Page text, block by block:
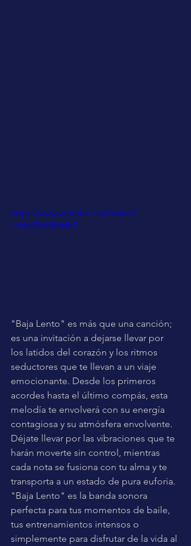
https://www.youtube.com/watch?
v=HsoT6ARUWbE
"Baja Lento" es más que una canción;
es una invitación a dejarse llevar por
los latidos del corazón y los ritmos
seductores que te llevan a un viaje
emocionante. Desde los primeros
acordes hasta el último compás, esta
melodía te envolverá con su energía
contagiosa y su atmósfera envolvente.
Déjate llevar por las vibraciones que te
harán moverte sin control, mientras
cada nota se fusiona con tu alma y te
transporta a un estado de pura euforia.
"Baja Lento" es la banda sonora
perfecta para tus momentos de baile,
tus entrenamientos intensos o
simplemente para disfrutar de la vida al